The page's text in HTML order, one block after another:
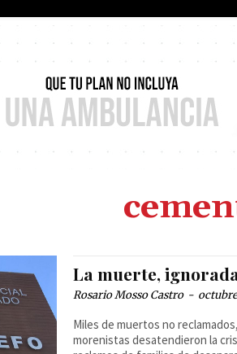
La muerte,
Rosario Mosso Castro -
Miles de muertos no
morenistas desatendieron la